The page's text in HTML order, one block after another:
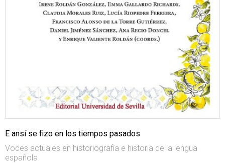
E ansí se fizo en los tiempos pasados
Voces actuales en historiografía e historia de la lengua
española